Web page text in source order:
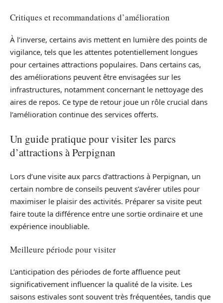
Critiques et recommandations d’amélioration
À l’inverse, certains avis mettent en lumière des points de
vigilance, tels que les attentes potentiellement longues
pour certaines attractions populaires. Dans certains cas,
des améliorations peuvent être envisagées sur les
infrastructures, notamment concernant le nettoyage des
aires de repos. Ce type de retour joue un rôle crucial dans
l’amélioration continue des services offerts.
Un guide pratique pour visiter les parcs
d’attractions à Perpignan
Lors d’une visite aux parcs d’attractions à Perpignan, un
certain nombre de conseils peuvent s’avérer utiles pour
maximiser le plaisir des activités. Préparer sa visite peut
faire toute la différence entre une sortie ordinaire et une
expérience inoubliable.
Meilleure période pour visiter
L’anticipation des périodes de forte affluence peut
significativement influencer la qualité de la visite. Les
saisons estivales sont souvent très fréquentées, tandis que